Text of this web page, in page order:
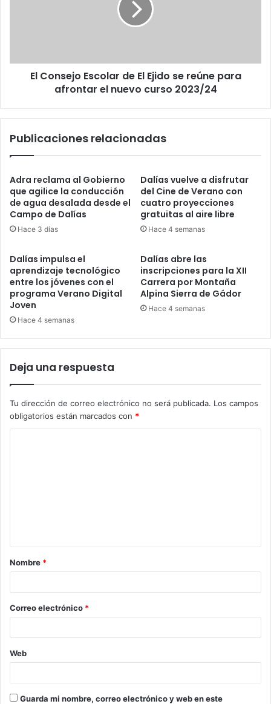
El Consejo Escolar de El Ejido se reúne para
afrontar el nuevo curso 2023/24
Publicaciones relacionadas
Adra reclama al Gobierno
que agilice la conducción
de agua desalada desde el
Campo de Dalías
Hace 3 días
Dalías vuelve a disfrutar
del Cine de Verano con
cuatro proyecciones
gratuitas al aire libre
Hace 4 semanas
Dalías impulsa el
aprendizaje tecnológico
entre los jóvenes con el
programa Verano Digital
Joven
Hace 4 semanas
Dalías abre las
inscripciones para la XII
Carrera por Montaña
Alpina Sierra de Gádor
Hace 4 semanas
Deja una respuesta
Tu dirección de correo electrónico no será publicada. Los campos
obligatorios están marcados con *
a
r
*
Nombre *
Correo electrónico *
Web
Guarda mi nombre, correo electrónico y web en este